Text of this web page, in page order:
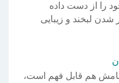
را از دست داده
لبخند و زیبایی
نامش هم قابل فهم است،